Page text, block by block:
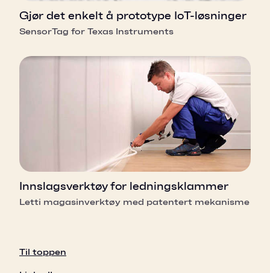
Gjør det enkelt å prototype IoT-løsninger
SensorTag for Texas Instruments
Innslagsverktøy for ledningsklammer
Letti magasinverktøy med patentert mekanisme
Til toppen